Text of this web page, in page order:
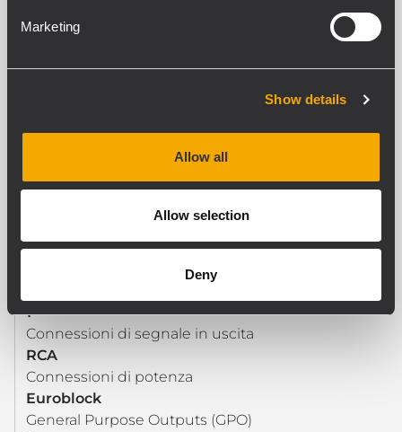
Marketing
Show details
Allow all
Allow selection
Deny
1
RCA
General Purpose Inputs (GPI)
Yes
1
Connessioni di segnale in uscita
RCA
Connessioni di potenza
Euroblock
General Purpose Outputs (GPO)